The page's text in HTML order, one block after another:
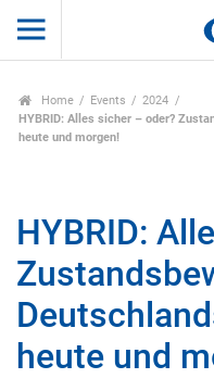
Home Events
2024
HYBRID: Alles sicher – oder?
heute und morgen!
HYBRID:
heute und